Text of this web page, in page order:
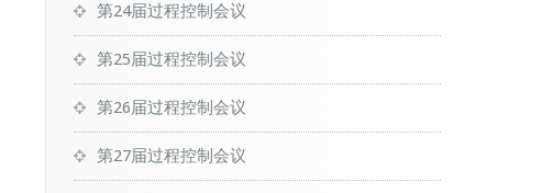
第24届过程控制会议
第25届过程控制会议
第26届过程控制会议
第27届过程控制会议